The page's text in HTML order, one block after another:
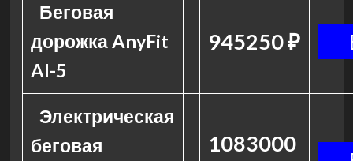
Беговая
дорожка AnyFit
AI-5
945250 ₽
Электрическая
беговая
1083000